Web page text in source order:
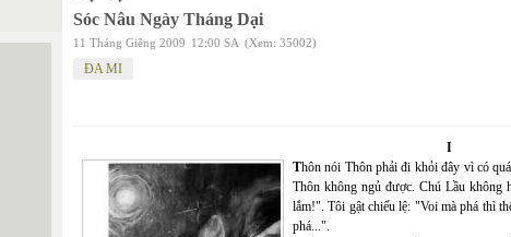
Sóc Nâu Ngày Tháng Dại
11 Tháng Giêng 2009 12:00 SA (Xem: 35002)
ĐA MI
I
Thôn nói Thôn phải đi khỏi đây vì có
Thôn không ngủ được. Chú Lầu
lắm!". Tôi gật chiếu lệ: "Voi mà phá thì
phá...".